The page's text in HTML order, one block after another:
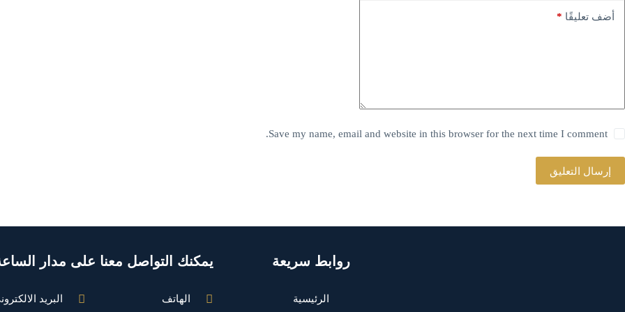
أضف تعليقًا *
Save my name, email and website in this browser for the next time I comment.
إرسال التعليق
روابط سريعة
الرئيسية
يمكنك التواصل معنا على مدار
الهاتف البريد